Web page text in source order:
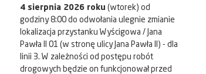
4 sierpnia 2026 roku (wtorek) od
godziny 8:00 do odwołania ulegnie zmianie
lokalizacja przystanku Wyścigowa / Jana
Pawła II 01 (w stronę ulicy Jana Pawła II) - dla
linii 3. W zależności od postępu robót
drogowych będzie on funkcjonował przed